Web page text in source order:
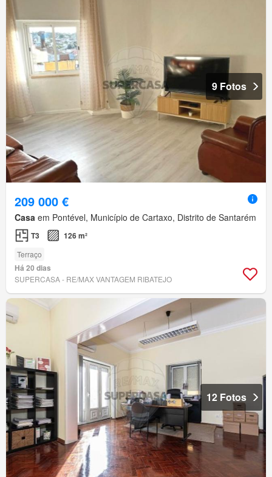
9 Fotos
209 000 €
Casa em Pontével, Município de Cartaxo, Distrito de Santarém
T3 126 m²
Terraço
Há 20 dias
SUPERCASA - RE/MAX VANTAGEM RIBATEJO
12 Fotos